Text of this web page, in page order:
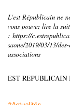
L'est Républicain ne
vous pouvez lire la
: https://
saone/2019/03/13/
associations
EST REPUBLICAIN